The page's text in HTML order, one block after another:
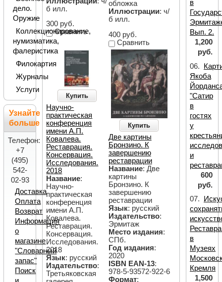
б илл.
300 руб.
Сравнить
обложка
Иллюстрации: ч/
б илл.
400 руб.
Сравнить
Купить
Научно-
практическая
конференция
имени А.П.
Ковалева.
Реставрация.
Консервация.
Исследования.
2018
Название:
Научно-
практическая
конференция
имени А.П.
Ковалева.
Реставрация.
Консервация.
Исследования.
2018
Язык: русский
Издательство:
Третьяковская
Купить
Две картины
Бронзино. К
завершению
реставрации
Название: Две
картины
Бронзино. К
завершению
реставрации
Язык: русский
Издательство:
Эрмитаж
Место издания:
СПб.
Год издания:
2020
ISBN EAN-13:
978-5-93572-922-6
Формат:
дело.
Оружие
Коллекционирование,
нумизматика,
фалеристика
Филокартия
Журналы
Услуги
Узнайте
больше
Телефон:
+7
(495)
542-
02-93
Доставка
Оплата
Возврат
Информация
о
магазине
"Словарный
запас"
Поиск
в
Вып. 2.
1,200
руб.
06.
Якоба
"Сатир
в
гостях
у
и
600
руб.
07.
в
Музеях
Кремля
1,500